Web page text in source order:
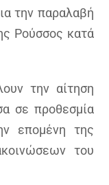
την παραλαβή
Ρούσσος κατά
την αίτηση
σε προθεσμία
επομένη της
του